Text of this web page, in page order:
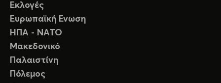
Εκλογές
Ευρωπαϊκή Ενωση
ΗΠΑ - ΝΑΤΟ
Μακεδονικό
Παλαιστίνη
Πόλεμος